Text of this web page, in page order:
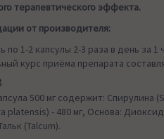
терапевтического эффекта.
от производителя:
по 1-2 капсулы 2-3 раза в день за 1
курс приёма препарата
500 мг содержит: Спирулина
platensis) - 480 мг, Основа:
(Talcum).